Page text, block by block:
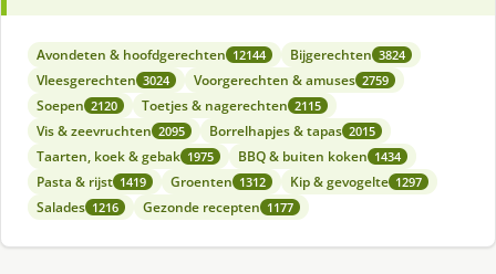
Avondeten & hoofdgerechten 12144 Bijgerechten 3824
Vleesgerechten 3024 Voorgerechten & amuses 2759
Soepen 2120 Toetjes & nagerechten 2115
Vis & zeevruchten 2095 Borrelhapjes & tapas 2015
Taarten, koek & gebak 1975 BBQ & buiten koken 1434
Pasta & rijst 1419 Groenten 1312 Kip & gevogelte 1297
Salades 1216 Gezonde recepten 1177